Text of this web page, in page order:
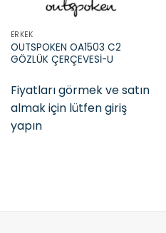
ERKEK
OUTSPOKEN OA1503 C2
GÖZLÜK ÇERÇEVESİ-U
Fiyatları görmek ve satın
almak için lütfen giriş
yapın